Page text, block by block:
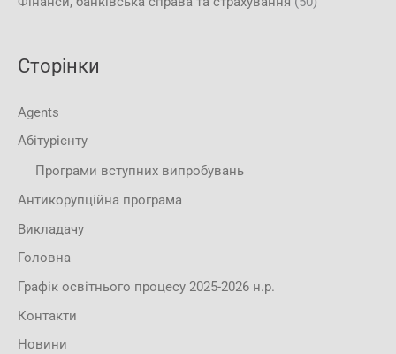
Сторінки
Agents
Абітурієнту
Програми вступних випробувань
Антикорупційна програма
Викладачу
Головна
Графік освітнього процесу 2025-2026 н.р.
Контакти
Новини